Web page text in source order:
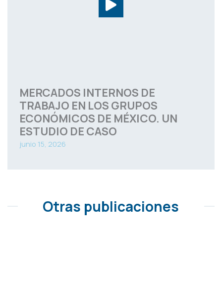
MERCADOS INTERNOS DE
TRABAJO EN LOS GRUPOS
ECONÓMICOS DE MÉXICO. UN
ESTUDIO DE CASO
junio 15, 2026
Otras publicaciones